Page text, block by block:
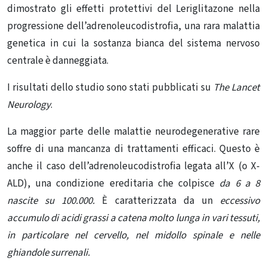
dimostrato gli effetti protettivi del Leriglitazone nella
progressione dell’adrenoleucodistrofia, una rara malattia
genetica in cui la sostanza bianca del sistema nervoso
centrale è danneggiata.
I risultati dello studio sono stati pubblicati su The Lancet
Neurology.
La maggior parte delle malattie neurodegenerative rare
soffre di una mancanza di trattamenti efficaci. Questo è
anche il caso dell’adrenoleucodistrofia legata all’X (o X-
ALD), una condizione ereditaria che colpisce da 6 a 8
nascite su 100.000. È caratterizzata da uneccessivo
accumulo di acidi grassi a catena molto lunga in vari tessuti,
in particolare nel cervello, nel midollo spinale e nelle
ghiandole surrenali.